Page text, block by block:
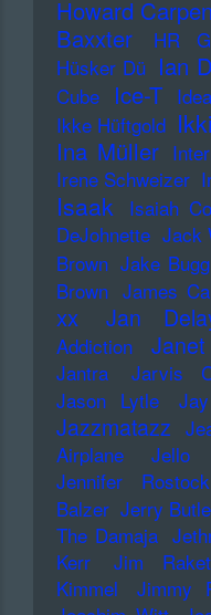
Howard
Baxxter
HR
Hüsker Dü Ian
Cube
Ice-T
Ikke Hüftgold
Ina Müller
Irene Schweizer
Isaak Isaiah
DeJohnette Jack
Brown Jake Bugg
Brown James
xx
Jan
Addiction
Jantra
Jarvis
Jason Lytle
Jazzmatazz
Airplane
Jello
Jennifer Rostock
Balzer Jerry
The Damaja
Kerr
Jim
Kimmel
Jimmy